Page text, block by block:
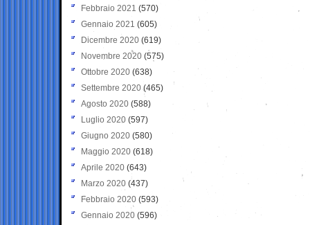
Febbraio 2021 (570)
Gennaio 2021 (605)
Dicembre 2020 (619)
Novembre 2020 (575)
Ottobre 2020 (638)
Settembre 2020(465)
Agosto 2020 (588)
Luglio 2020 (597)
Giugno 2020 (580)
Maggio 2020 (618)
Aprile 2020 (643)
Marzo 2020 (437)
Febbraio 2020 (593)
Gennaio 2020 (596)